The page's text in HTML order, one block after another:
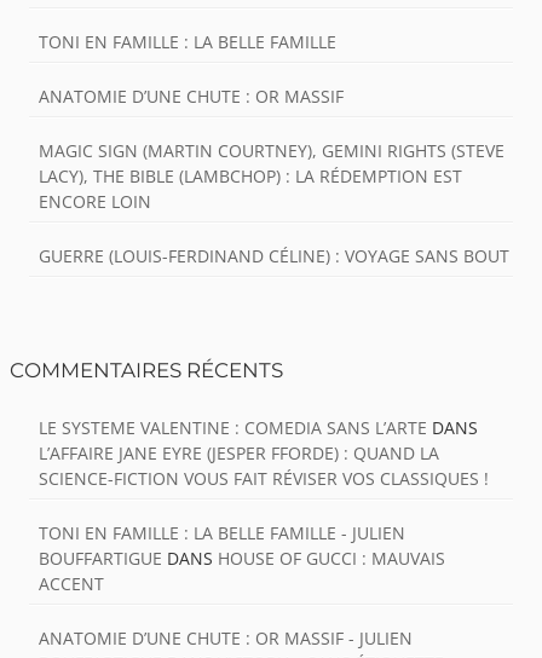
TONI EN FAMILLE : LA BELLE FAMILLE
ANATOMIE D’UNE CHUTE : OR MASSIF
MAGIC SIGN (MARTIN COURTNEY), GEMINI RIGHTS (STEVE
LACY), THE BIBLE (LAMBCHOP) : LA RÉDEMPTION EST
ENCORE LOIN
GUERRE (LOUIS-FERDINAND CÉLINE) : VOYAGE SANS BOUT
COMMENTAIRES RÉCENTS
LE SYSTEME VALENTINE : COMEDIA SANS L’ARTE DANS
L’AFFAIRE JANE EYRE (JESPER FFORDE) : QUAND LA
SCIENCE-FICTION VOUS FAIT RÉVISER VOS CLASSIQUES !
TONI EN FAMILLE : LA BELLE FAMILLE - JULIEN
BOUFFARTIGUE DANS HOUSE OF GUCCI : MAUVAIS
ACCENT
ANATOMIE D’UNE CHUTE : OR MASSIF - JULIEN